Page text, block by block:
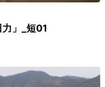
」_短01